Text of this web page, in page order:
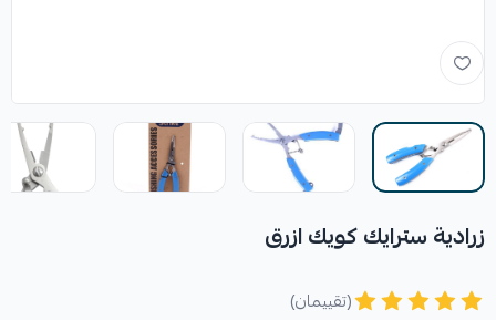
زرادية سترايك كويك ازرق
(تقييمان)